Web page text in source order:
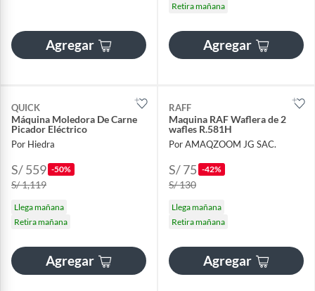
Agregar
Retira mañana
Agregar
QUICK
Máquina Moledora De Carne
Picador Eléctrico
Por Hiedra
S/ 559 -50%
S/ 1,119
Llega mañana
Retira mañana
Agregar
RAFF
Maquina RAF Waflera de 2
wafles R.581H
Por AMAQZOOM JG SAC.
S/ 75 -42%
S/ 130
Llega mañana
Retira mañana
Agregar